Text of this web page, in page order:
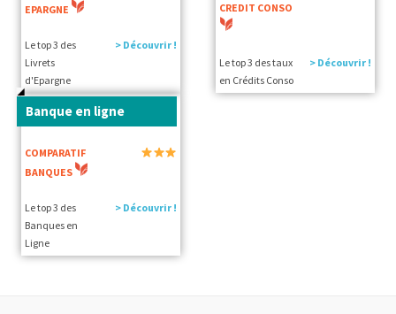
EPARGNE
Le top 3 des
Livrets
d'Epargne
> Découvrir !
CREDIT CONSO
Le top 3 des taux
en Crédits Conso
> Découvrir !
Banque en ligne
COMPARATIF
BANQUES
Le top 3 des
Banques en
Ligne
> Découvrir !